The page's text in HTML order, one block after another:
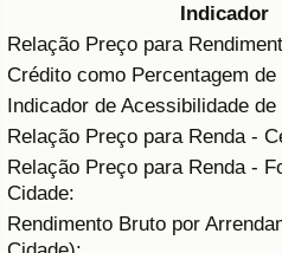
Indicador
Relação Preço para
Crédito como Percentagem de
Indicador de Acessibilidade
Relação Preço para Renda -
Relação Preço para Renda -
Cidade:
Rendimento Bruto por
Indicador de Poluição (Atual)
Índice de poluição
Indicador de Poluição por
Trânsito